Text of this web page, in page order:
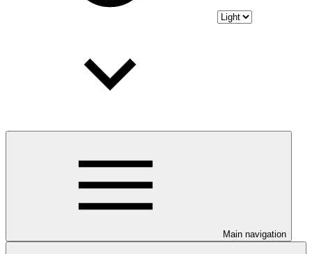
Main navigation